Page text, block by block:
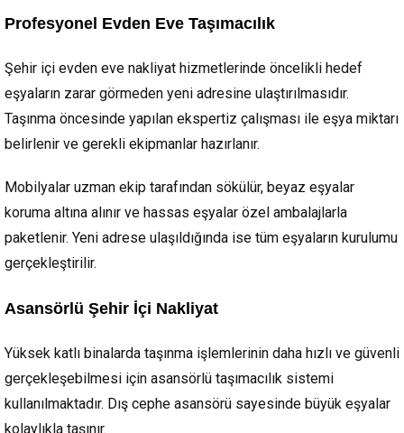
Profesyonel Evden Eve Taşımacılık
Şehir içi evden eve nakliyat hizmetlerinde öncelikli hedef
eşyaların zarar görmeden yeni adresine ulaştırılmasıdır.
Taşınma öncesinde yapılan ekspertiz çalışması ile eşya miktarı
belirlenir ve gerekli ekipmanlar hazırlanır.
Mobilyalar uzman ekip tarafından sökülür, beyaz eşyalar
koruma altına alınır ve hassas eşyalar özel ambalajlarla
paketlenir. Yeni adrese ulaşıldığında ise tüm eşyaların kurulumu
gerçekleştirilir.
Asansörlü Şehir İçi Nakliyat
Yüksek katlı binalarda taşınma işlemlerinin daha hızlı ve güvenli
gerçekleşebilmesi için asansörlü taşımacılık sistemi
kullanılmaktadır. Dış cephe asansörü sayesinde büyük eşyalar
kolaylıkla taşınır.